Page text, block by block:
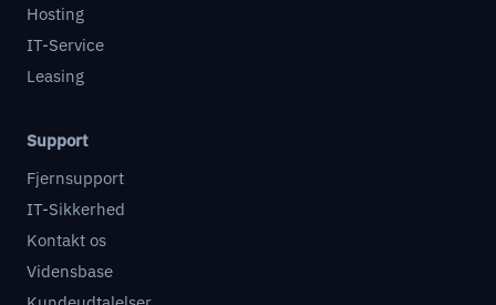
Hosting
IT-Service
Leasing
Support
Fjernsupport
IT-Sikkerhed
Kontakt os
Vidensbase